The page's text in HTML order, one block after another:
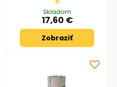
Skladom
17,60 €
Zobraziť